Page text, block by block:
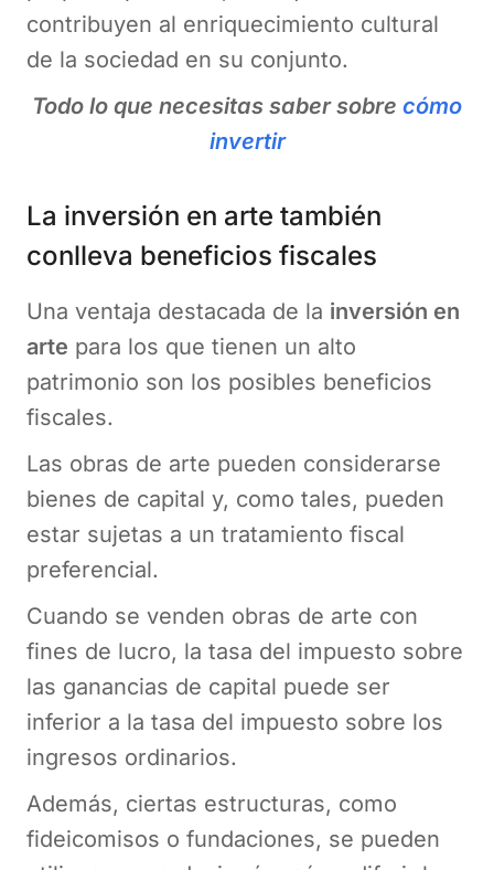
contribuyen al enriquecimiento cultural
de la sociedad en su conjunto.
Todo lo que necesitas saber sobre cómo
invertir
La inversión en arte también
conlleva beneficios fiscales
Una ventaja destacada de la inversión en
arte para los que tienen un alto
patrimonio son los posibles beneficios
fiscales.
Las obras de arte pueden considerarse
bienes de capital y, como tales, pueden
estar sujetas a un tratamiento fiscal
preferencial.
Cuando se venden obras de arte con
fines de lucro, la tasa del impuesto sobre
las ganancias de capital puede ser
inferior a la tasa del impuesto sobre los
ingresos ordinarios.
Además, ciertas estructuras, como
fideicomisos o fundaciones, se pueden